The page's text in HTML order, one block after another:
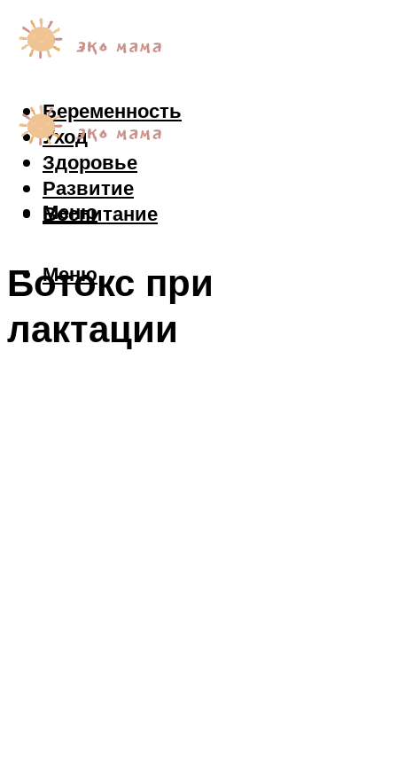
Беременность
Уход
Здоровье
Развитие
Воспитание
Меню
Меню
Ботокс при
лактации